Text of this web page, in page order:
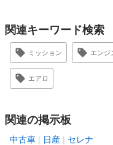
関連キーワード検索
ミッション エンジ
エアロ
関連の掲示板
中古車 日産 セレナ